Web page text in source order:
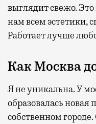
выглядит свежо.
нам всем эстетики,
Работает лучше
Как Москва
Я не уникальна. У
образовалась
собственном